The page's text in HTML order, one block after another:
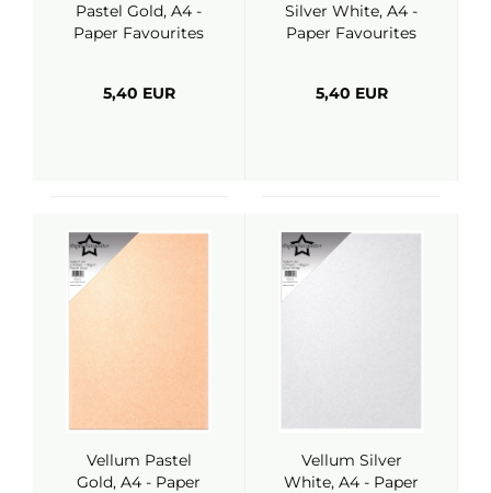
Pastel Gold, A4 -
Paper Favourites
5,40 EUR
Silver White, A4 -
Paper Favourites
5,40 EUR
Vellum Pastel
Gold, A4 - Paper
Vellum Silver
White, A4 - Paper